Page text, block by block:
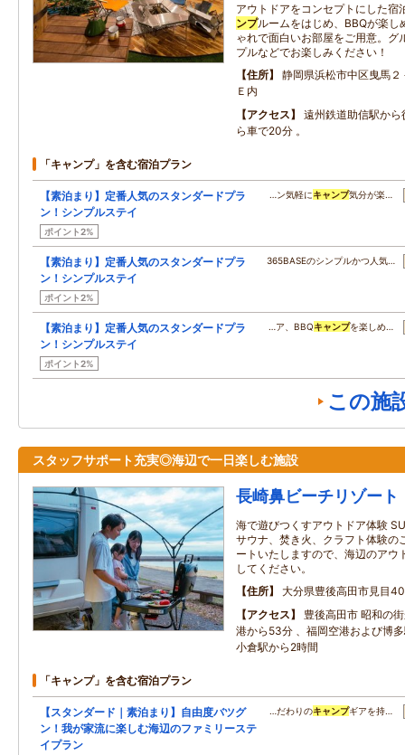
アウトドアをコンセプトにした宿
ンプルームをはじめ、BBQが楽し
ゃれで面白いお部屋をご用意。グ
プルなどでお楽しみください！
住所
静岡県浜松市中区曳馬
Ｅ内
アクセス
遠州鉄道助信駅か
ら車で20分 。
「キャンプ」を含む宿泊プラン
【素泊まり】定番人気のスタンダードプラ
ン！シンプルステイ
ポイント2%
…ン気軽にキャンプ気分が楽…
【素泊まり】定番人気のスタンダードプラ
ン！シンプルステイ
ポイント2%
365BASEのシンプルかつ人気…
【素泊まり】定番人気のスタンダードプラ
ン！シンプルステイ
ポイント2%
…ア、BBQキャンプを楽しめ…
この施
スタッフサポート充実◎海辺で一日楽しむ施設
長崎鼻ビーチリゾート
海で遊びつくすアウトドア体験
サウナ、焚き火、クラフト体験の
ートいたしますので、海辺のアウ
してください。
住所
大分県豊後高田市見目
アクセス
豊後高田市 昭和の
港から53分 、福岡空港および博
小倉駅から2時間
「キャンプ」を含む宿泊プラン
【スタンダード｜素泊まり】自由度バツグ
ン！我が家流に楽しむ海辺のファミリーステ
イプラン
…だわりのキャンプギアを持…